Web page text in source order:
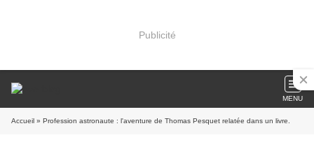
Publicité
MENU
Accueil » Profession astronaute : l'aventure de Thomas Pesquet relatée dans un livre.